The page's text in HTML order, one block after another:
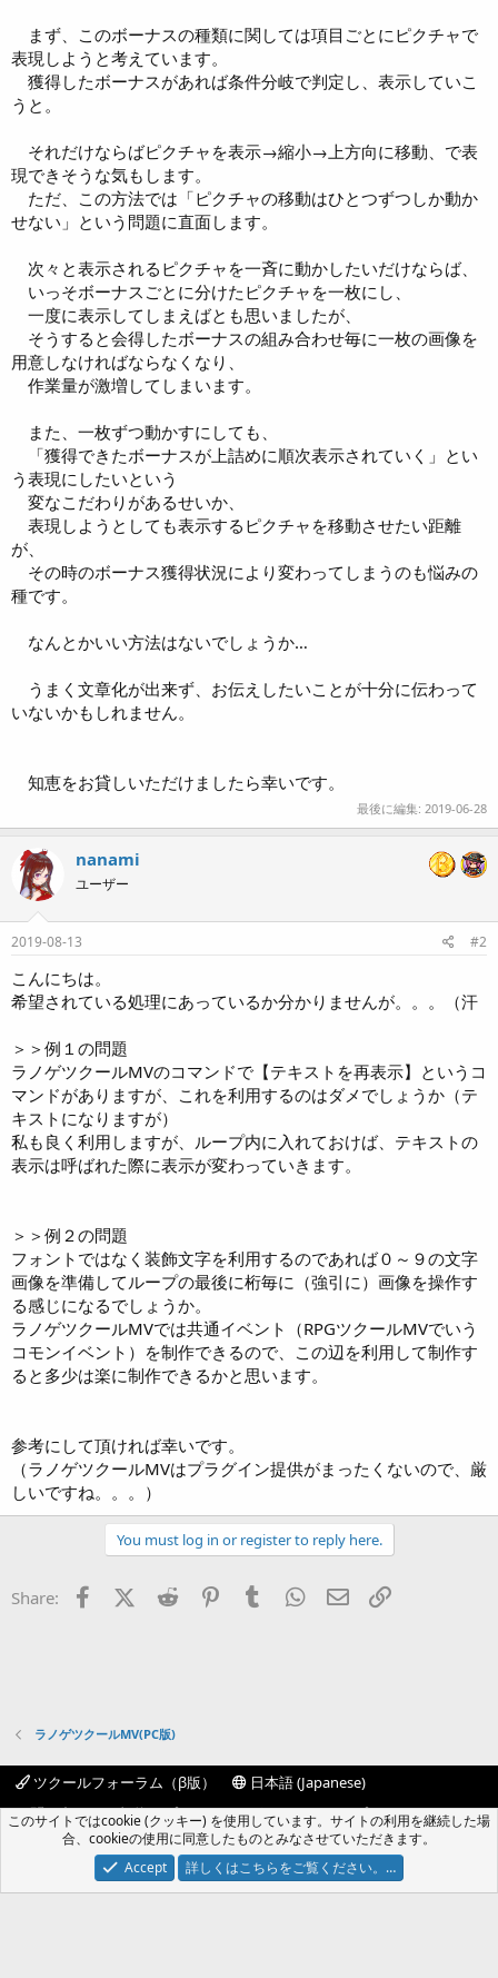
まず、このボーナスの種類に関しては項目ごとにピクチャで
表現しようと考えています。
獲得したボーナスがあれば条件分岐で判定し、表示していこ
うと。
それだけならばピクチャを表示→縮小→上方向に移動、で表
現できそうな気もします。
ただ、この方法では「ピクチャの移動はひとつずつしか動か
せない」という問題に直面します。
次々と表示されるピクチャを一斉に動かしたいだけならば、
いっそボーナスごとに分けたピクチャを一枚にし、
一度に表示してしまえばとも思いましたが、
そうすると会得したボーナスの組み合わせ毎に一枚の画像を
用意しなければならなくなり、
作業量が激増してしまいます。
また、一枚ずつ動かすにしても、
「獲得できたボーナスが上詰めに順次表示されていく」とい
う表現にしたいという
変なこだわりがあるせいか、
表現しようとしても表示するピクチャを移動させたい距離
が、
その時のボーナス獲得状況により変わってしまうのも悩みの
種です。
なんとかいい方法はないでしょうか…
うまく文章化が出来ず、お伝えしたいことが十分に伝わって
いないかもしれません。
知恵をお貸しいただけましたら幸いです。
最後に編集: 2019-06-28
nanami
ユーザー
2019-08-13 #2
こんにちは。
希望されている処理にあっているか分かりませんが。。。（汗
＞＞例１の問題
ラノゲツクールMVのコマンドで【テキストを再表示】というコ
マンドがありますが、これを利用するのはダメでしょうか（テ
キストになりますが）
私も良く利用しますが、ループ内に入れておけば、テキストの
表示は呼ばれた際に表示が変わっていきます。
＞＞例２の問題
フォントではなく装飾文字を利用するのであれば０～９の文字
画像を準備してループの最後に桁毎に（強引に）画像を操作す
る感じになるでしょうか。
ラノゲツクールMVでは共通イベント（RPGツクールMVでいう
コモンイベント）を制作できるので、この辺を利用して制作す
ると多少は楽に制作できるかと思います。
参考にして頂ければ幸いです。
（ラノゲツクールMVはプラグイン提供がまったくないので、厳
しいですね。。。）
You must log in or register to reply here.
Share: FacebookX (Twitter)
Reddit PinterestTumblr WhatsApp
Eメール
ラノゲツクールMV(PC版)
ツクールフォーラム（β版）
日本語 (Japanese)
お問い合わせ
規約 プライバシーポリシー
ヘルプ
フォーラムトップ
R
S
S
Community platform by XenForo® © 2010-2024 XenForo Ltd.
このサイトではcookie (クッキー) を使用しています。サイトの利用を継続した場
合、cookieの使用に同意したものとみなさせていただきます。
Accept
詳しくはこちらをご覧ください。…